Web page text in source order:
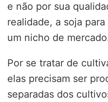
e não por sua
realidade, a soja
um nicho de
Por se tratar de
elas precisam ser
separadas dos